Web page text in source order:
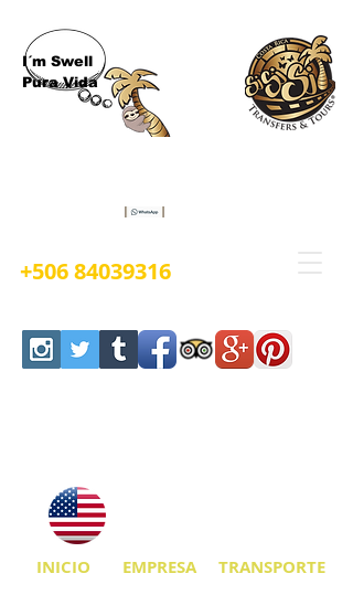
I´m Swell
Pura Vida
+506 84039316
INICIO EMPRESA TRANSPORTE